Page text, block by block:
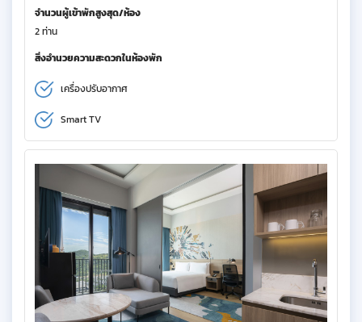
จำนวนผู้เข้าพักสูงสุด/ห้อง
2 ท่าน
สิ่งอำนวยความสะดวกในห้องพัก
เครื่องปรับอากาศ
Smart TV